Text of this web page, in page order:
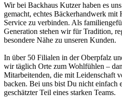
Wir bei Backhaus Kutzer haben es
gemacht, echtes Bäckerhandwerk mit
Service zu verbinden. Als
Generation stehen wir für Tradition,
besondere Nähe zu unseren Kunden.
In über 50 Filialen in der Oberpfalz
wir täglich Orte zum Wohlfühlen –
Mitarbeitenden, die mit Leidenschaft
backen. Bei uns bist Du nicht einfach
geschätzter Teil eines starken Teams.